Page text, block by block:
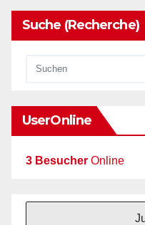
Suche (Recherche)
UserOnline
3 Besucher Online